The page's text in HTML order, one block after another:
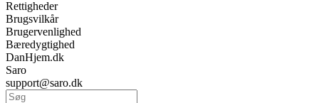
Rettigheder
Brugsvilkår
Brugervenlighed
Bæredygtighed
DanHjem.dk
Saro
support@saro.dk